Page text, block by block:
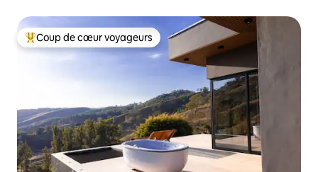
Coups de cœur voyageurs les plus appréciés
Coup de cœur voyageurs